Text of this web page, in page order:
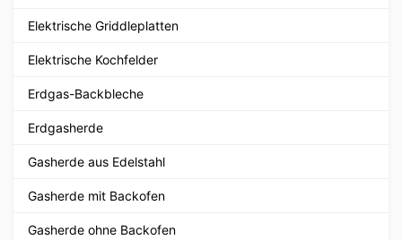
Elektrische Griddleplatten
Elektrische Kochfelder
Erdgas-Backbleche
Erdgasherde
Gasherde aus Edelstahl
Gasherde mit Backofen
Gasherde ohne Backofen